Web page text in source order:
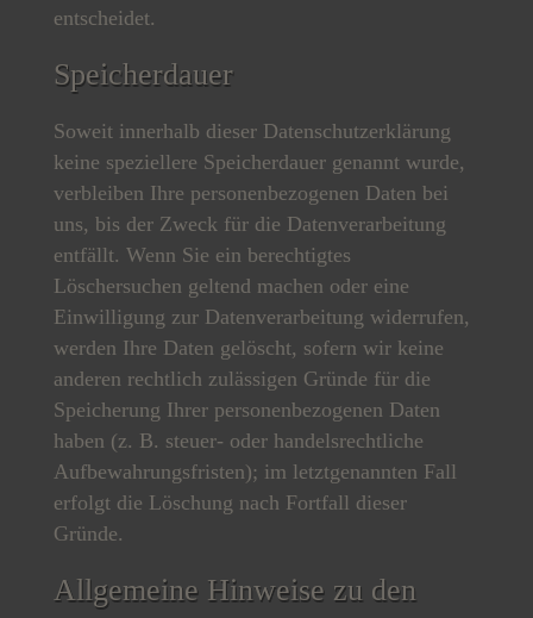
entscheidet.
Speicherdauer
Soweit innerhalb dieser Datenschutzerklärung
keine speziellere Speicherdauer genannt wurde,
verbleiben Ihre personenbezogenen Daten bei
uns, bis der Zweck für die Datenverarbeitung
entfällt. Wenn Sie ein berechtigtes
Löschersuchen geltend machen oder eine
Einwilligung zur Datenverarbeitung widerrufen,
werden Ihre Daten gelöscht, sofern wir keine
anderen rechtlich zulässigen Gründe für die
Speicherung Ihrer personenbezogenen Daten
haben (z. B. steuer- oder handelsrechtliche
Aufbewahrungsfristen); im letztgenannten Fall
erfolgt die Löschung nach Fortfall dieser
Gründe.
Allgemeine Hinweise zu den